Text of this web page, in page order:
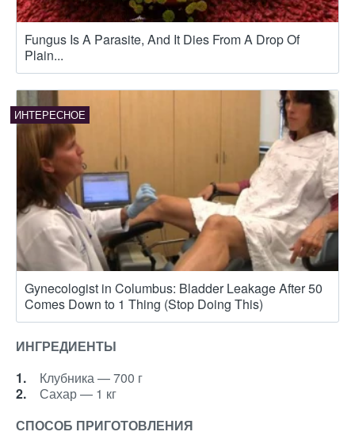
Fungus Is A Parasite, And It Dies From A Drop Of
Plain...
Gynecologist in Columbus: Bladder Leakage After 50
Comes Down to 1 Thing (Stop Doing This)
ИНГРЕДИЕНТЫ
Клубника — 700 г
Сахар — 1 кг
СПОСОБ ПРИГОТОВЛЕНИЯ